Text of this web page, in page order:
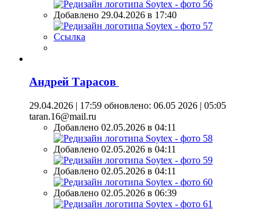
Добавлено 29.04.2026 в 17:40
Ссылка
Андрей Тарасов
29.04.2026 | 17:59 обновлено: 06.05 2026 | 05:05
taran.16@mail.ru
Добавлено 02.05.2026 в 04:11
Добавлено 02.05.2026 в 04:11
Добавлено 02.05.2026 в 04:11
Добавлено 02.05.2026 в 06:39